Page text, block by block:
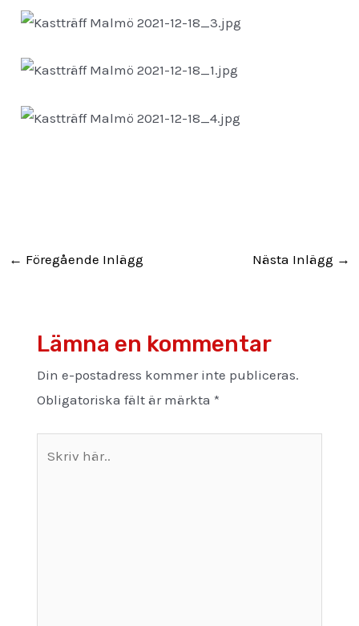
← Föregående Inlägg Nästa Inlägg →
Lämna en kommentar
Din e-postadress kommer inte publiceras.
Obligatoriska fält är märkta *